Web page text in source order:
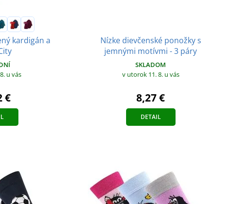
kardigán a
u vás
€
Nízke dievčenské ponožky s
jemnými motívmi - 3 páry
SKLADOM
v utorok 11. 8. u vás
8,27 €
DETAIL